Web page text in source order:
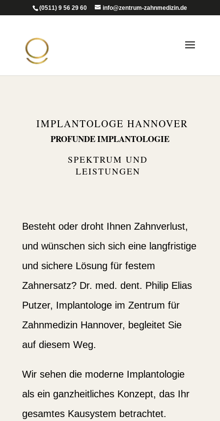
(0511) 9 56 29 60 info@zentrum-zahnmedizin.de
IMPLAN­TOLOGE HANNOVER
PROFUNDE IMPLAN­TO­LOGIE
SPEKTRUM UND
LEISTUNGEN
Besteht oder droht Ihnen Zahnverlust,
und wünschen sich sich eine langfristige
und sichere Lösung für festem
Zahnersatz? Dr. med. dent. Philip Elias
Putzer, Implan­tologe im Zentrum für
Zahnme­dizin Hannover, begleitet Sie
auf diesem Weg.
Wir sehen die moderne Implan­to­logie
als ein ganzheit­liches Konzept, das Ihr
gesamtes Kausystem betrachtet.